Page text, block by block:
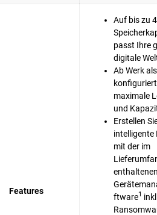
Features
Auf bis zu
passt Ihre
digitale
Ab Werk
maximale
und
Erstellen
intelligente
mit der im
enthaltenen
ftware1